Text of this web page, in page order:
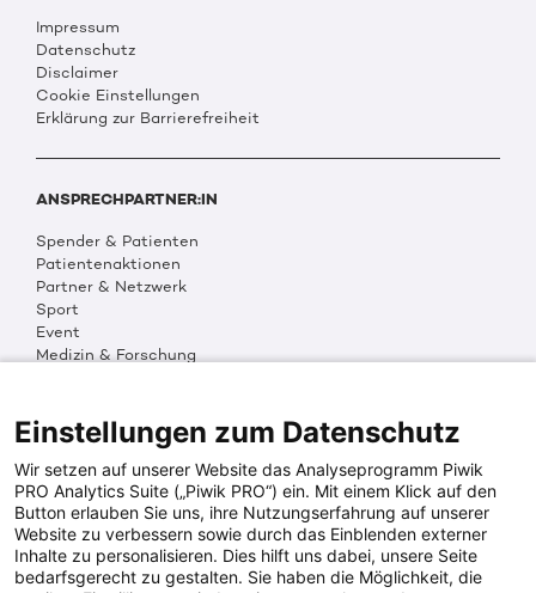
Impressum
Datenschutz
Disclaimer
Cookie Einstellungen
Erklärung zur Barrierefreiheit
ANSPRECHPARTNER:IN
Spender & Patienten
Patientenaktionen
Partner & Netzwerk
Sport
Event
Medizin & Forschung
Multimedia
Social Media
PRESSEINFOS
Fotos & Media
Einstellungen zum Datenschutz
Wir setzen auf unserer Website das Analyseprogramm Piwik
PRO Analytics Suite („Piwik PRO“) ein. Mit einem Klick auf den
Button erlauben Sie uns, ihre Nutzungserfahrung auf unserer
Website zu verbessern sowie durch das Einblenden externer
Inhalte zu personalisieren. Dies hilft uns dabei, unsere Seite
bedarfsgerecht zu gestalten. Sie haben die Möglichkeit, die